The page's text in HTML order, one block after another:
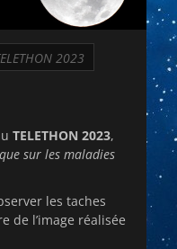
2023
TELETHON 2023,
sur les maladies
les taches
de l’image réalisée